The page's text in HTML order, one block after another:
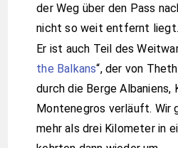
der Weg über den Pass
nicht so weit entfernt liegt.
Er ist auch Teil des
the Balkans“, der von
durch die Berge Albaniens,
Montenegros verläuft. Wir
mehr als drei Kilometer in